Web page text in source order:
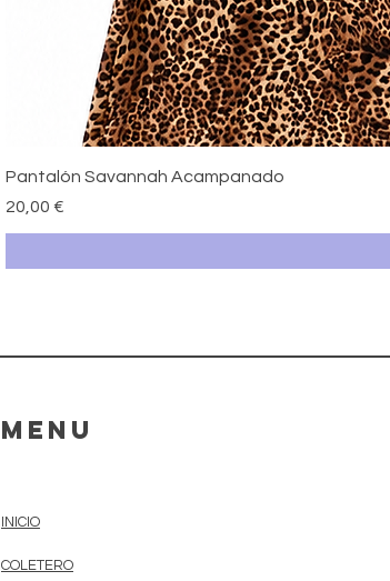
Pantalón Savannah Acampanado
Precio
20,00 €
MENU
INICIO
COLETERO